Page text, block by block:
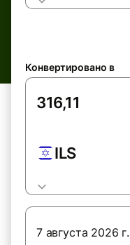
Конвертировано в
ILS
7 августа 2026 г.